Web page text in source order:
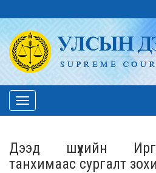
Toggle
navigation
Дээд шүүхийн
танхимаас сургалт